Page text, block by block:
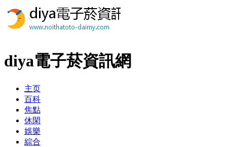
diya電子菸資訊網
主页
百科
焦點
休閑
娛樂
綜合